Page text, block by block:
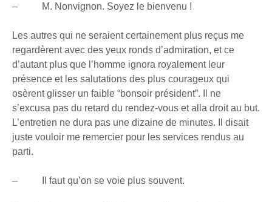
– M. Nonvignon. Soyez le bienvenu !
Les autres qui ne seraient certainement plus reçus me
regardèrent avec des yeux ronds d’admiration, et ce
d’autant plus que l’homme ignora royalement leur
présence et les salutations des plus courageux qui
osèrent glisser un faible “bonsoir président”. Il ne
s’excusa pas du retard du rendez-vous et alla droit au but.
L’entretien ne dura pas une dizaine de minutes. Il disait
juste vouloir me remercier pour les services rendus au
parti.
– Il faut qu’on se voie plus souvent.